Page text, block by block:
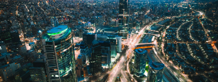
inteligentes,
sostenibles
y
conectadas.
los
proyectos
de
la
ciudad